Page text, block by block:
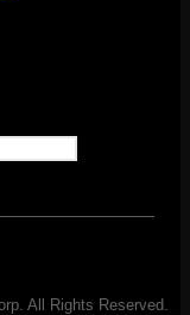
All Rights Reserved.